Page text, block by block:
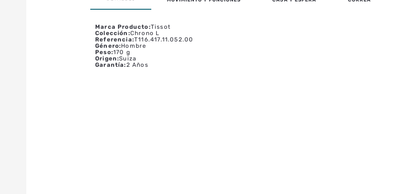
Marca Producto:Tissot
Colección :Chrono L
Referencia:T116.417.11.052.00
Género:Hombre
Peso:170 g
Origen:Suiza
Garantía:2 Años